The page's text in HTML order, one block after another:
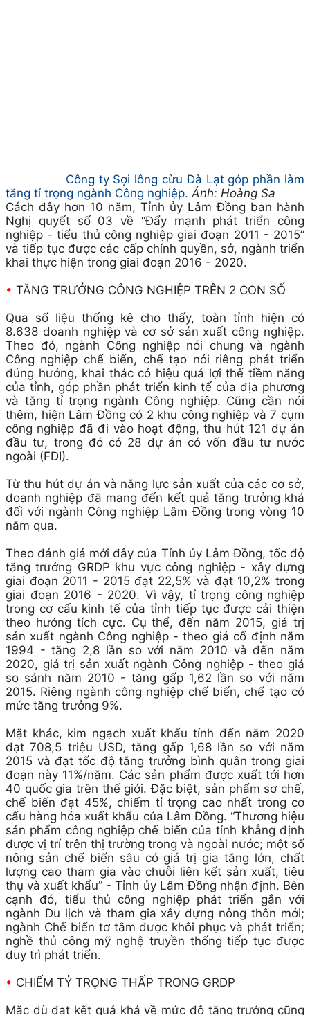
Công ty Sợi lông cừu Đà Lạt góp phần làm
tăng tỉ trọng ngành Công nghiệp. Ảnh: Hoàng Sa
Cách đây hơn 10 năm, Tỉnh ủy Lâm Đồng ban hành
Nghị quyết số 03 về “Đẩy mạnh phát triển công
nghiệp - tiểu thủ công nghiệp giai đoạn 2011 - 2015”
và tiếp tục được các cấp chính quyền, sở, ngành triển
khai thực hiện trong giai đoạn 2016 - 2020.
• TĂNG TRƯỞNG CÔNG NGHIỆP TRÊN 2 CON SỐ
Qua số liệu thống kê cho thấy, toàn tỉnh hiện có
8.638 doanh nghiệp và cơ sở sản xuất công nghiệp.
Theo đó, ngành Công nghiệp nói chung và ngành
Công nghiệp chế biến, chế tạo nói riêng phát triển
đúng hướng, khai thác có hiệu quả lợi thế tiềm năng
của tỉnh, góp phần phát triển kinh tế của địa phương
và tăng tỉ trọng ngành Công nghiệp. Cũng cần nói
thêm, hiện Lâm Đồng có 2 khu công nghiệp và 7 cụm
công nghiệp đã đi vào hoạt động, thu hút 121 dự án
đầu tư, trong đó có 28 dự án có vốn đầu tư nước
ngoài (FDI).
Từ thu hút dự án và năng lực sản xuất của các cơ sở,
doanh nghiệp đã mang đến kết quả tăng trưởng khá
đối với ngành Công nghiệp Lâm Đồng trong vòng 10
năm qua.
Theo đánh giá mới đây của Tỉnh ủy Lâm Đồng, tốc độ
tăng trưởng GRDP khu vực công nghiệp - xây dựng
giai đoạn 2011 - 2015 đạt 22,5% và đạt 10,2% trong
giai đoạn 2016 - 2020. Vì vậy, tỉ trọng công nghiệp
trong cơ cấu kinh tế của tỉnh tiếp tục được cải thiện
theo hướng tích cực. Cụ thể, đến năm 2015, giá trị
sản xuất ngành Công nghiệp - theo giá cố định năm
1994 - tăng 2,8 lần so với năm 2010 và đến năm
2020, giá trị sản xuất ngành Công nghiệp - theo giá
so sánh năm 2010 - tăng gấp 1,62 lần so với năm
2015. Riêng ngành công nghiệp chế biến, chế tạo có
mức tăng trưởng 9%.
Mặt khác, kim ngạch xuất khẩu tính đến năm 2020
đạt 708,5 triệu USD, tăng gấp 1,68 lần so với năm
2015 và đạt tốc độ tăng trưởng bình quân trong giai
đoạn này 11%/năm. Các sản phẩm được xuất tới hơn
40 quốc gia trên thế giới. Đặc biệt, sản phẩm sơ chế,
chế biến đạt 45%, chiếm tỉ trọng cao nhất trong cơ
cấu hàng hóa xuất khẩu của Lâm Đồng. “Thương hiệu
sản phẩm công nghiệp chế biến của tỉnh khẳng định
được vị trí trên thị trường trong và ngoài nước; một số
nông sản chế biến sâu có giá trị gia tăng lớn, chất
lượng cao tham gia vào chuỗi liên kết sản xuất, tiêu
thụ và xuất khẩu” - Tỉnh ủy Lâm Đồng nhận định. Bên
cạnh đó, tiểu thủ công nghiệp phát triển gắn với
ngành Du lịch và tham gia xây dựng nông thôn mới;
ngành Chế biến tơ tằm được khôi phục và phát triển;
nghề thủ công mỹ nghệ truyền thống tiếp tục được
duy trì phát triển.
• CHIẾM TỶ TRỌNG THẤP TRONG GRDP
Mặc dù đạt kết quả khá về mức độ tăng trưởng cũng